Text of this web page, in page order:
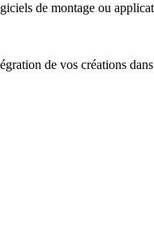
de montage ou
de vos créations